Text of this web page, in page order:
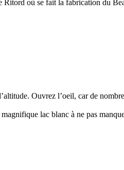
Ritord où se fait la fabrication du
Ouvrez l’oeil, car de
lac blanc à ne pas